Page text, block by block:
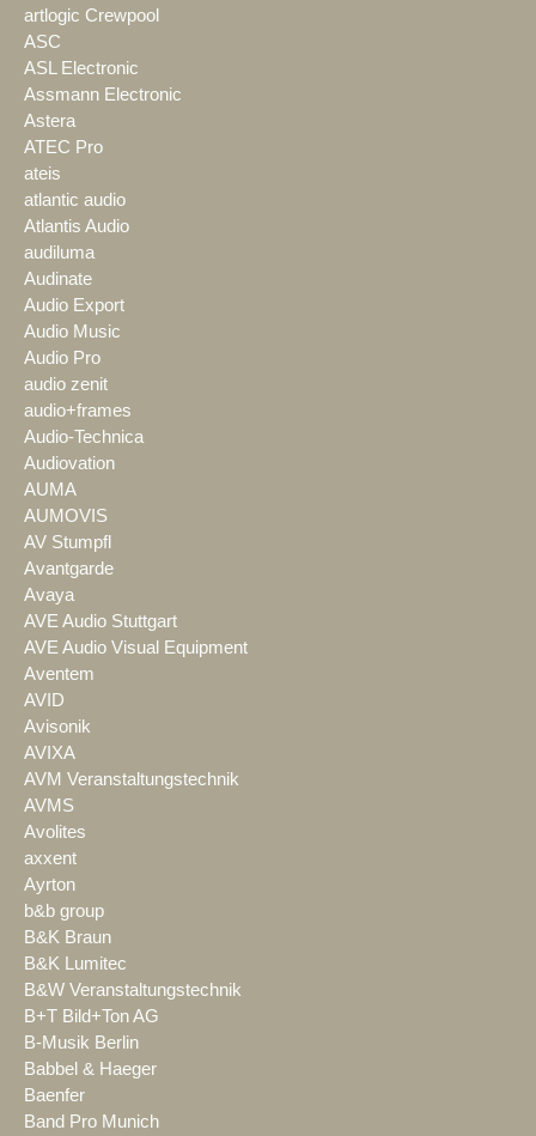
artlogic Crewpool
ASC
ASL Electronic
Assmann Electronic
Astera
ATEC Pro
ateis
atlantic audio
Atlantis Audio
audiluma
Audinate
Audio Export
Audio Music
Audio Pro
audio zenit
audio+frames
Audio-Technica
Audiovation
AUMA
AUMOVIS
AV Stumpfl
Avantgarde
Avaya
AVE Audio Stuttgart
AVE Audio Visual Equipment
Aventem
AVID
Avisonik
AVIXA
AVM Veranstaltungstechnik
AVMS
Avolites
axxent
Ayrton
b&b group
B&K Braun
B&K Lumitec
B&W Veranstaltungstechnik
B+T Bild+Ton AG
B-Musik Berlin
Babbel & Haeger
Baenfer
Band Pro Munich